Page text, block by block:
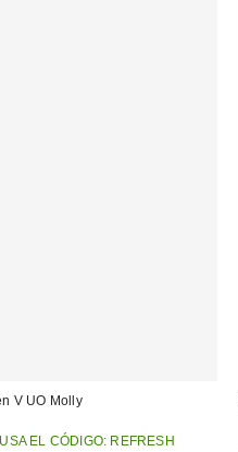
V UO Molly
EL CÓDIGO: REFRESH